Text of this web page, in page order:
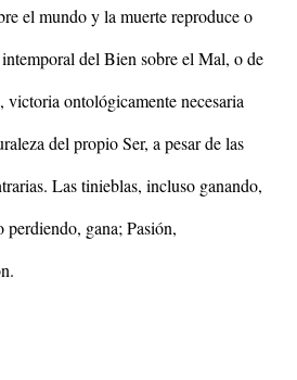
el mundo y la muerte reproduce o
del Bien sobre el Mal, o de
ontológicamente necesaria
del propio Ser, a pesar de las
Las tinieblas, incluso ganando,
gana; Pasión,